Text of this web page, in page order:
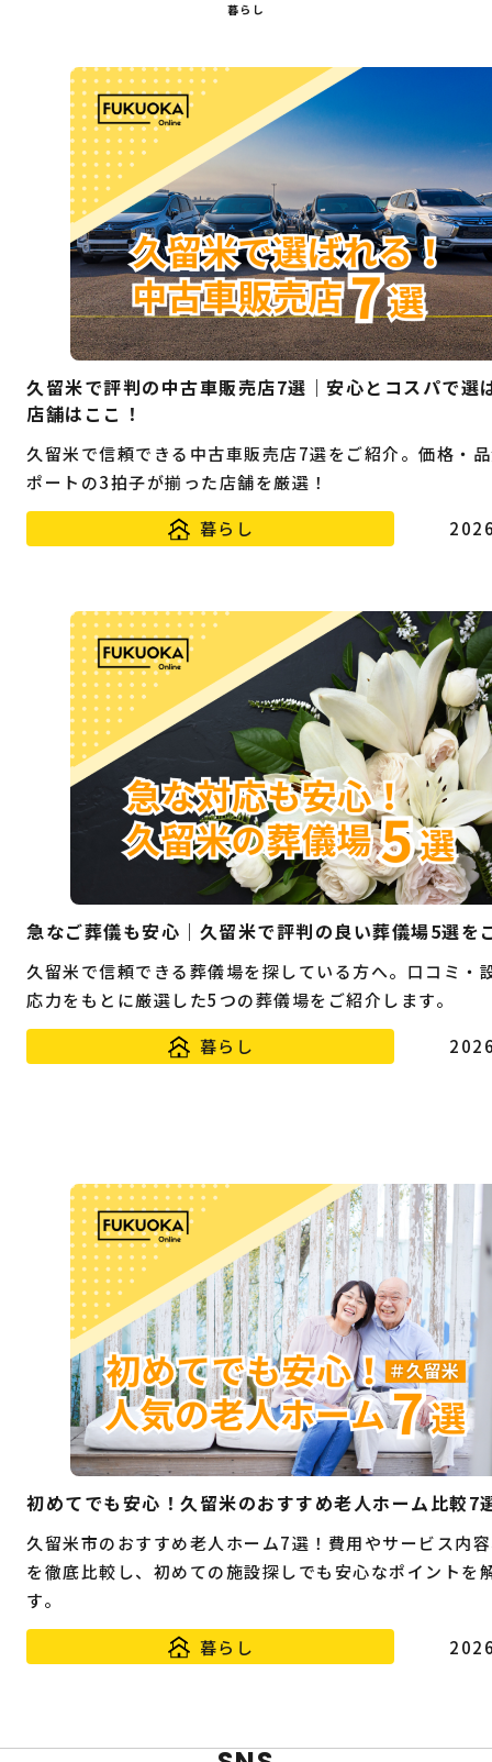
暮らし
久留米で評判の中古車販売店7選｜安心とコスパで選
店舗はここ！
久留米で信頼できる中古車販売店7選をご紹介。価格・
ポートの3拍子が揃った店舗を厳選！
暮らし
急なご葬儀も安心｜久留米で評判の良い葬儀場5選を
久留米で信頼できる葬儀場を探している方へ。口コミ・
応力をもとに厳選した5つの葬儀場をご紹介します。
暮らし
初めてでも安心！久留米のおすすめ老人ホーム比較7
久留米市のおすすめ老人ホーム7選！費用やサービス内
を徹底比較し、初めての施設探しでも安心なポイントを
す。
暮らし